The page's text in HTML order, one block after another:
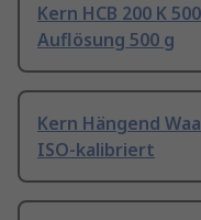
Kern HCB 200 K
Auflösung 500 g
Kern Hängend
ISO-kalibriert